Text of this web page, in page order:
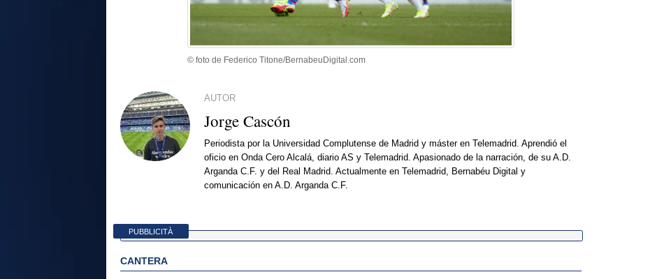
© foto de Federico Titone/BernabeuDigital.com
AUTOR
Jorge Cascón
Periodista por la Universidad Complutense de Madrid y máster en Telemadrid. Aprendió el
oficio en Onda Cero Alcalá, diario AS y Telemadrid. Apasionado de la narración, de su A.D.
Arganda C.F. y del Real Madrid. Actualmente en Telemadrid, Bernabéu Digital y
comunicación en A.D. Arganda C.F.
PUBBLICITÀ
CANTERA